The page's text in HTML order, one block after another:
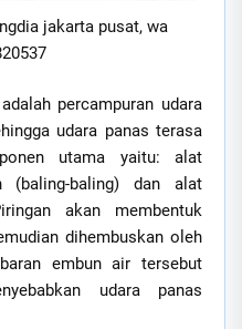
jakarta pusat, wa
percampuran udara
udara panas terasa
utama yaitu: alat
(baling-baling) dan alat
akan membentuk
dihembuskan oleh
embun air tersebut
udara panas